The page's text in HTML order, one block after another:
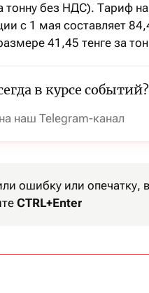
тонну без НДС). Тариф
с 1 мая составляет
41,45 тенге за
в курсе событий?
наш Telegram-канал
ошибку или опечатку,
CTRL+Enter